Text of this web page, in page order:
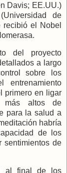
Davis; EE.UU.)
de
recibió el Nobel
del proyecto
a largo
sobre los
entrenamiento
primero en ligar
más altos de
para la salud a
habría
de los
sentimientos de
al final de los